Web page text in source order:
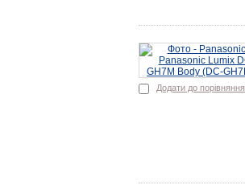
Додати до порівняння